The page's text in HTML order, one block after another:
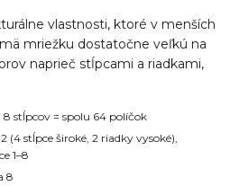
vlastnosti, ktoré v menších
mriežku dostatočne veľkú na
naprieč stĺpcami a riadkami,
8 stĺpcov = spolu 64 políčok
(4 stĺpce široké, 2 riadky vysoké),
1–8
8